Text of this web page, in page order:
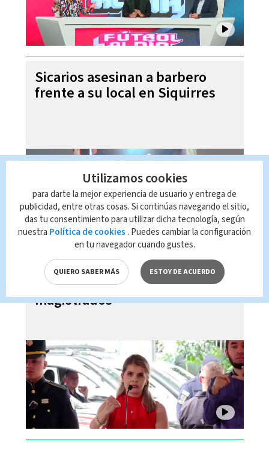
Sicarios asesinan a barbero
frente a su local en Siquirres
Laura Fernández niega ser
dictadora ante críticas de
magistrados
Utilizamos cookies
para darte la mejor experiencia de usuario y entrega de
publicidad, entre otras cosas. Si continúas navegando el sitio,
das tu consentimiento para utilizar dicha tecnología, según
nuestra Política de cookies . Puedes cambiar la configuración
en tu navegador cuando gustes.
QUIERO SABER MÁS ESTOY DE ACUERDO